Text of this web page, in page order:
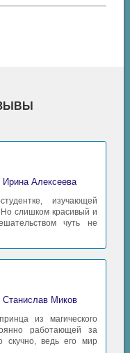
Ирина Алексеева
изучающей
слишком красивый и
чуть не
Миков
из магического
работающей за
скучно, ведь его мир